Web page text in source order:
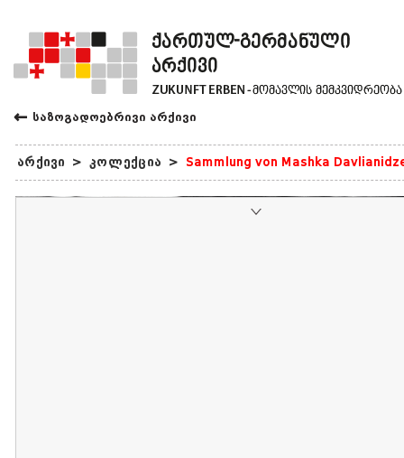
← საზოგადოებრივი არქივი
არქივი > კოლექცია > Sammlung von Mashka